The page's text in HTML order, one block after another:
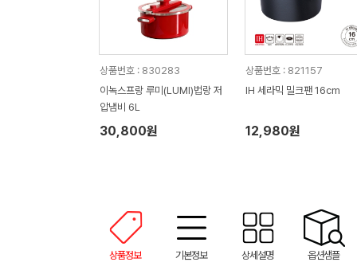
상품번호 : 830283
이녹스프랑 루미(LUMI)법랑 저
압냄비 6L
30,800원
상품번호 : 821157
IH 세라믹 밀크팬 16cm
12,980원
상품정보 기본정보 상세설명 옵션샘플